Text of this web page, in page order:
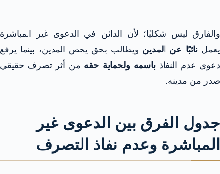
والفارق ليس شكليًا؛ لأن الدائن في الدعوى غير المباشرة
يعملنائبًا عن المدين ويطالب بحق يخص المدين، بينما يرفع
دعوى عدم النفاذباسمه ولحماية حقه من أثر تصرف حقيقي
صدر من مدينه.
جدول الفرق بين الدعوى غير
المباشرة وعدم نفاذ التصرف